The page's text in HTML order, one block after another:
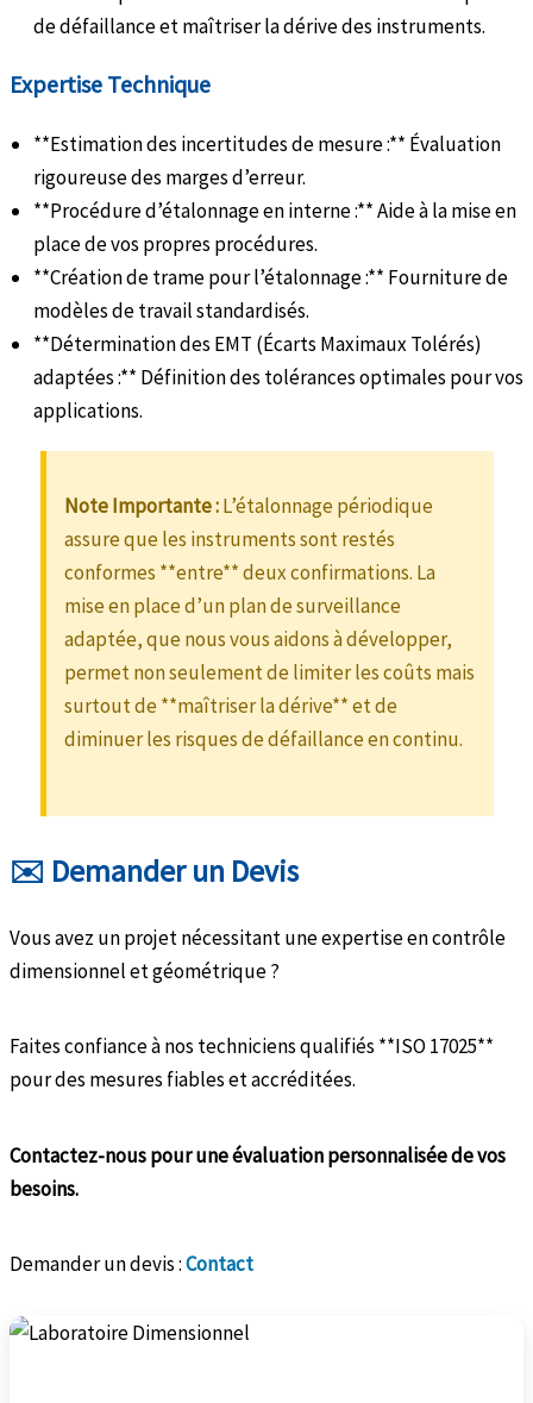
de défaillance et maîtriser la dérive des instruments.
Expertise Technique
**Estimation des incertitudes de mesure :** Évaluation
rigoureuse des marges d’erreur.
**Procédure d’étalonnage en interne :** Aide à la mise en
place de vos propres procédures.
**Création de trame pour l’étalonnage :** Fourniture de
modèles de travail standardisés.
**Détermination des EMT (Écarts Maximaux Tolérés)
adaptées :** Définition des tolérances optimales pour vos
applications.
Note Importante :L’étalonnage périodique
assure que les instruments sont restés
conformes **entre** deux confirmations. La
mise en place d’un plan de surveillance
adaptée, que nous vous aidons à développer,
permet non seulement de limiter les coûts mais
surtout de **maîtriser la dérive** et de
diminuer les risques de défaillance en continu.
✉️ Demander un Devis
Vous avez un projet nécessitant une expertise en contrôle
dimensionnel et géométrique ?
Faites confiance à nos techniciens qualifiés **ISO 17025**
pour des mesures fiables et accréditées.
Contactez-nous pour une évaluation personnalisée de vos
besoins.
Demander un devis :Contact